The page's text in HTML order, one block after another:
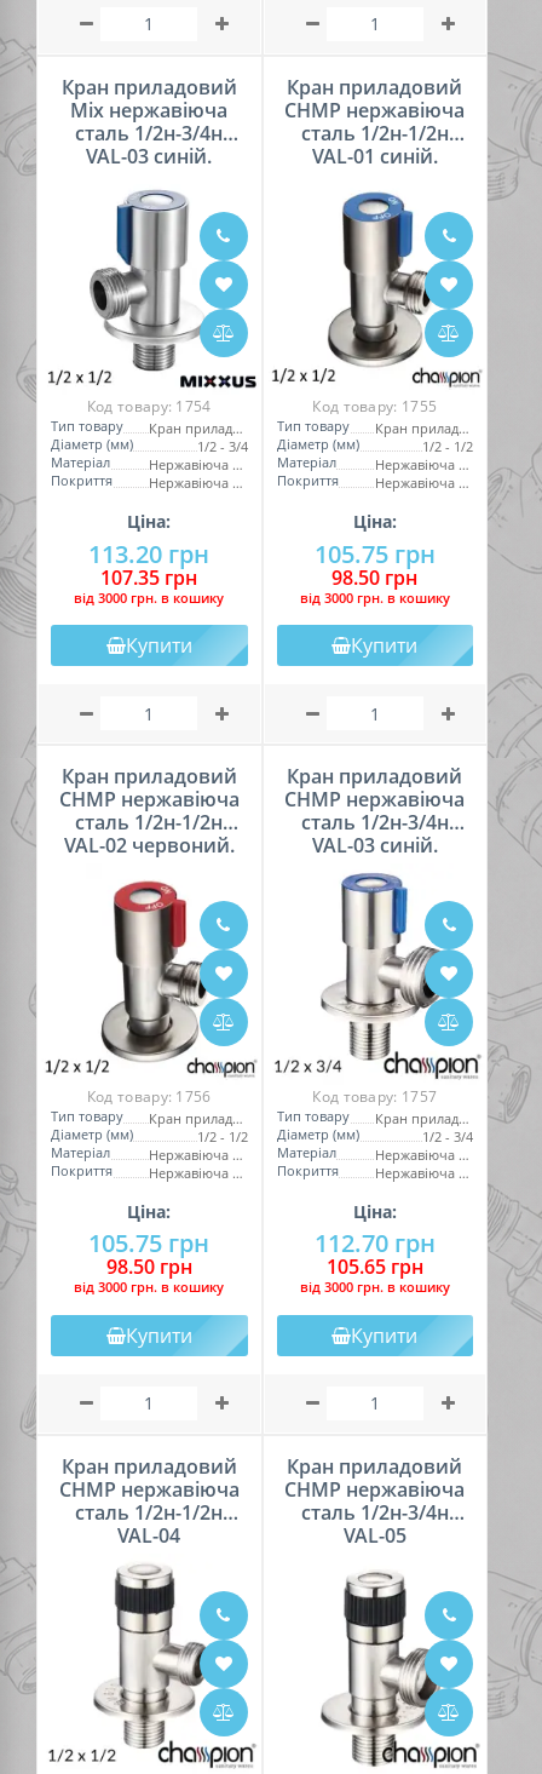
Кран приладовий
Mix нержавіюча
сталь 1/2н-3/4н
VAL-03 синій.
Код товару: 1754
Тип товару
Кран приладовий
Діаметр (мм)
1/2 - 3/4
Матеріал
Нержавіюча сталь
Покриття
Нержавіюча сталь
Ціна:
113.20 грн
107.35 грн
вiд 3000 грн. в кошику
Купити
Кран приладовий
CHMP нержавіюча
сталь 1/2н-1/2н
VAL-01 синій.
Код товару: 1755
Тип товару
Кран приладовий
Діаметр (мм)
1/2 - 1/2
Матеріал
Нержавіюча сталь
Покриття
Нержавіюча сталь
Ціна:
105.75 грн
98.50 грн
вiд 3000 грн. в кошику
Купити
Кран приладовий
CHMP нержавіюча
сталь 1/2н-1/2н
VAL-02 червоний.
Код товару: 1756
Тип товару
Кран приладовий
Діаметр (мм)
1/2 - 1/2
Матеріал
Нержавіюча сталь
Покриття
Нержавіюча сталь
Ціна:
105.75 грн
98.50 грн
вiд 3000 грн. в кошику
Купити
Кран приладовий
CHMP нержавіюча
сталь 1/2н-3/4н
VAL-03 синій.
Код товару: 1757
Тип товару
Кран приладовий
Діаметр (мм)
1/2 - 3/4
Матеріал
Нержавіюча сталь
Покриття
Нержавіюча сталь
Ціна:
112.70 грн
105.65 грн
вiд 3000 грн. в кошику
Купити
Кран приладовий
CHMP нержавіюча
сталь 1/2н-1/2н
VAL-04
Кран приладовий
CHMP нержавіюча
сталь 1/2н-3/4н
VAL-05